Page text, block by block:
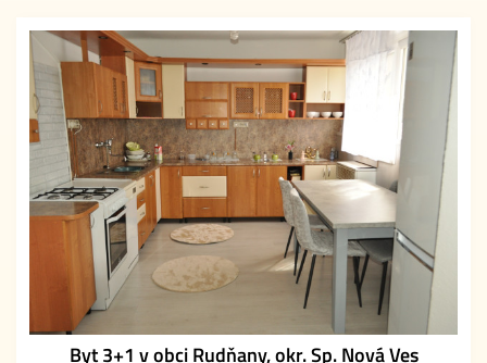
Byt 3+1 v obci Rudňany, okr. Sp. Nová Ves